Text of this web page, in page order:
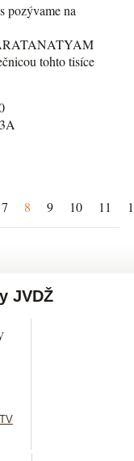
pozývame na
tohto tisíce
7 8 9 10 11
JVDŽ